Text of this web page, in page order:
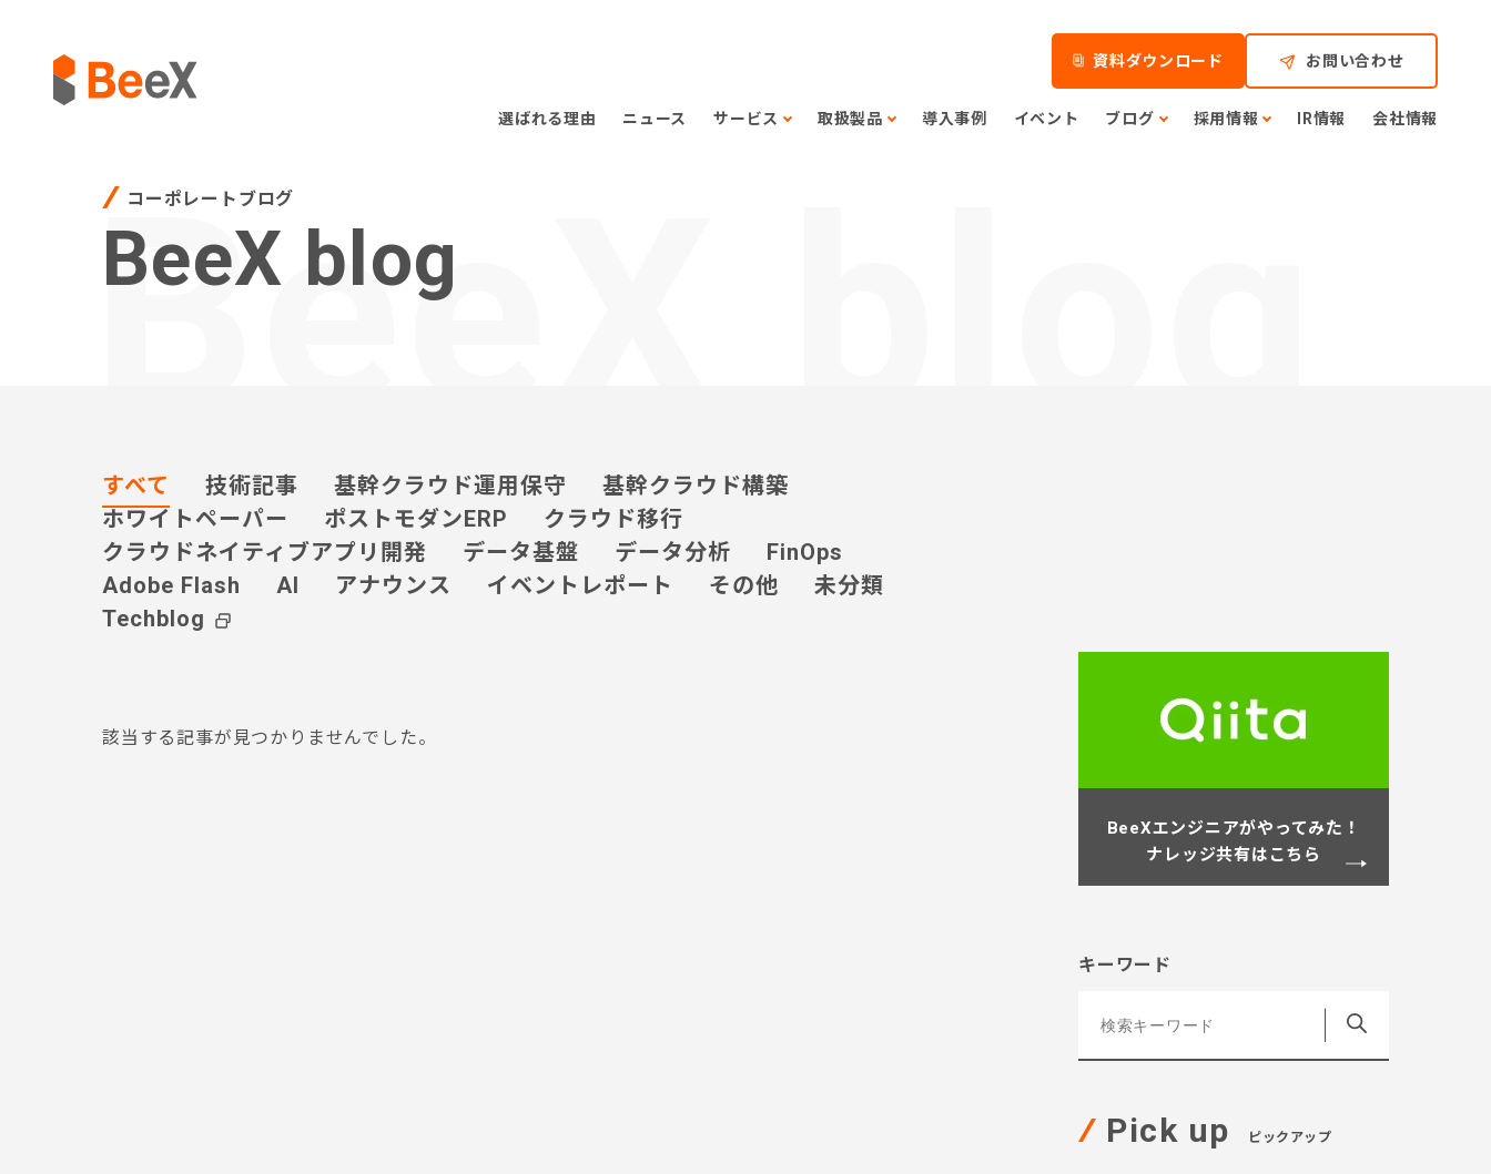
選ばれる理由 ニュース サービス 取扱製品 導入事例 イベント ブログ 採用情報 IR情報 会社情報
資料ダウンロード お問い合わせ
コーポレートブログ
BeeX blog
BeeX blog
すべて 技術記事 基幹クラウド運用保守
基幹クラウド構築
ホワイトペーパー
ポストモダンERP
クラウド移行
クラウドネイティブアプリ開発
データ基盤 データ分析
FinOps
Adobe Flash
AI アナウンス イベントレポート その他
未分類
Techblog
該当する記事が見つかりませんでした。
BeeXエンジニアがやってみた！
ナレッジ共有はこちら
キーワード
Pick up ピックアップ